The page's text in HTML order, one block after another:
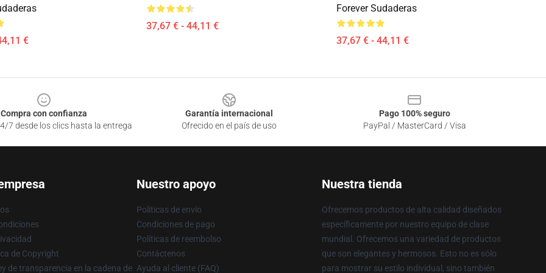
€
37,67 € - 44,11 €
Forever Sudaderas
37,67 € - 44,11 €
Compra con confianza
7 desde los clics hasta la entrega
Garantía internacional
Ofrecido en el país de uso
Pago 100% seguro
PayPal / MasterCard / Visa
de Copyright
de transparencia en la cadena de
Nuestro apoyo
Políticas de envío
Condiciones de pago
Políticas de reembolso
Contáctenos
Ayuda al cliente (FAQ)
Nuestra tienda
Ofrecemos productos de alta calidad diseñados
específicamente por nuestro equipo de clase
mundial. Ofrecemos una variedad de productos
que son elegantes y hermosos. Esto no es sólo
para mostrar su estilo individual, sino también